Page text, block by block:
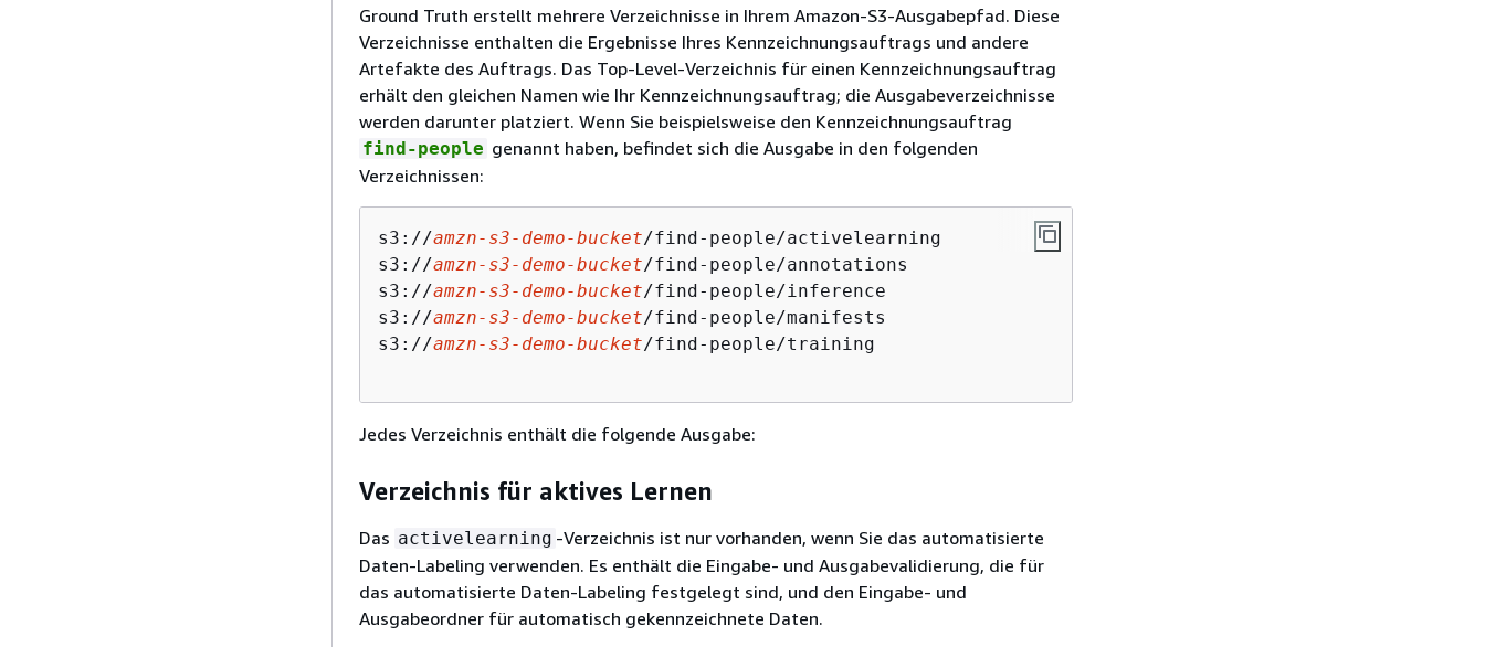
Ground Truth erstellt mehrere Verzeichnisse in Ihrem Amazon-S3-Ausgabepfad. Diese
Verzeichnisse enthalten die Ergebnisse Ihres Kennzeichnungsauftrags und andere
Artefakte des Auftrags. Das Top-Level-Verzeichnis für einen Kennzeichnungsauftrag
erhält den gleichen Namen wie Ihr Kennzeichnungsauftrag; die Ausgabeverzeichnisse
werden darunter platziert. Wenn Sie beispielsweise den Kennzeichnungsauftrag
find-people genannt haben, befindet sich die Ausgabe in den folgenden
Verzeichnissen:
s3://amzn-s3-demo-bucket/find-people/activelearning
s3://amzn-s3-demo-bucket/find-people/annotations
s3://amzn-s3-demo-bucket/find-people/inference
s3://amzn-s3-demo-bucket/find-people/manifests
s3://amzn-s3-demo-bucket/find-people/training
Jedes Verzeichnis enthält die folgende Ausgabe:
Verzeichnis für aktives Lernen
Das activelearning -Verzeichnis ist nur vorhanden, wenn Sie das automatisierte
Daten-Labeling verwenden. Es enthält die Eingabe- und Ausgabevalidierung, die für
das automatisierte Daten-Labeling festgelegt sind, und den Eingabe- und
Ausgabeordner für automatisch gekennzeichnete Daten.